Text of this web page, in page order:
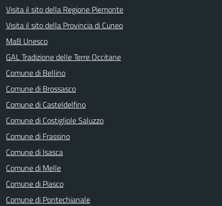
Visita il sito della Regione Piemonte
Visita il sito della Provincia di Cuneo
MaB Unesco
GAL Tradizione delle Terre Occitane
Comune di Bellino
Comune di Brossasco
Comune di Casteldelfino
Comune di Costigliole Saluzzo
Comune di Frassino
Comune di Isasca
Comune di Melle
Comune di Piasco
Comune di Pontechianale